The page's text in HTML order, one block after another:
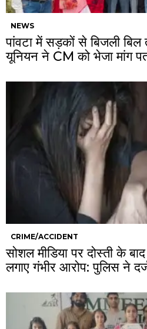
NEWS
पांवटा में सड़कों से बिजली
यूनियन ने CM को भेजा मांग
CRIME/ACCIDENT
सोशल मीडिया पर दोस्ती के
लगाए गंभीर आरोप: पुलिस ने